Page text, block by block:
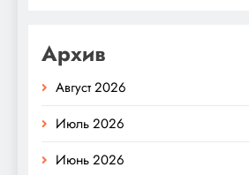
Архив
Август 2026
Июль 2026
Июнь 2026